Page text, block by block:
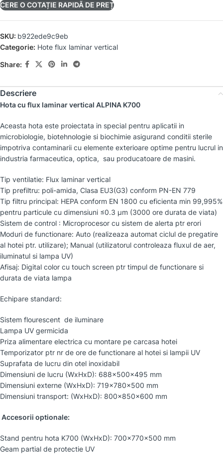
CERE O COTAȚIE RAPIDĂ DE PREȚ
SKU: b922ede9c9eb
Categorie: Hote flux laminar vertical
Share:
Descriere
Hota cu flux laminar vertical ALPINA K700
Aceasta hota este proiectata in special pentru aplicatii in
microbiologie, biotehnologie si biochimie asigurand conditii sterile
impotriva contaminarii cu elemente exterioare optime pentru lucrul in
industria farmaceutica, optica, sau producatoare de masini.
Tip ventilatie: Flux laminar vertical
Tip prefiltru: poli-amida, Clasa EU3(G3) conform PN-EN 779
Tip filtru principal: HEPA conform EN 1800 cu eficienta min 99,995%
pentru particule cu dimensiuni ≤0.3 µm (3000 ore durata de viata)
Sistem de control : Microprocesor cu sistem de alerta ptr erori
Moduri de functionare: Auto (realizeaza automat ciclul de pregatire
al hotei ptr. utilizare); Manual (utilizatorul controleaza fluxul de aer,
iluminatul si lampa UV)
Afisaj: Digital color cu touch screen ptr timpul de functionare si
durata de viata lampa
Echipare standard:
Sistem flourescent de iluminare
Lampa UV germicida
Priza alimentare electrica cu montare pe carcasa hotei
Temporizator ptr nr de ore de functionare al hotei si lampii UV
Suprafata de lucru din otel inoxidabil
Dimensiuni de lucru (WxHxD): 688x500x495 mm
Dimensiuni externe (WxHxD): 719x780x500 mm
Dimensiuni transport: (WxHxD): 800x850x600 mm
Accesorii optionale:
Stand pentru hota K700 (WxHxD): 700x770x500 mm
Geam partial de protectie UV